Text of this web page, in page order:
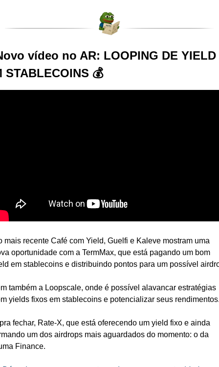
vídeo no AR: LOOPING DE YIELD
STABLECOINS 💰
mais recente Café com Yield, Guelfi e Kaleve mostram uma
oportunidade com a TermMax, que está pagando um bom
também a Loopscale, onde é possível alavancar estratégias
yields fixos em stablecoins e potencializar seus
fechar, Rate-X, que está oferecendo um yield fixo e ainda
um dos airdrops mais aguardados do momento: o da
Finance.